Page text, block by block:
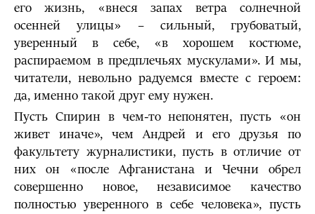
его жизнь, «внеся запах ветра солнечной
осенней улицы» – сильный, грубоватый,
уверенный в себе, «в хорошем костюме,
распираемом в предплечьях мускулами». И мы,
читатели, невольно радуемся вместе с героем:
да, именно такой друг ему нужен.
Пусть Спирин в чем-то непонятен, пусть «он
живет иначе», чем Андрей и его друзья по
факультету журналистики, пусть в отличие от
них он «после Афганистана и Чечни обрел
совершенно новое, независимое качество
полностью уверенного в себе человека», пусть